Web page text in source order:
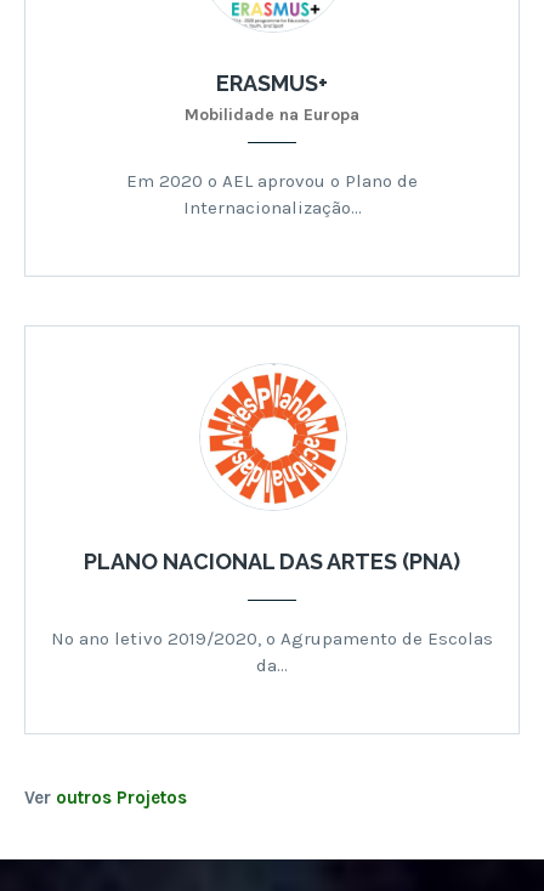
ERASMUS+
Mobilidade na Europa
Em 2020 o AEL aprovou o Plano de
Internacionalização…
PLANO NACIONAL DAS ARTES (PNA)
No ano letivo 2019/2020, o Agrupamento de Escolas
da…
Ver outros Projetos